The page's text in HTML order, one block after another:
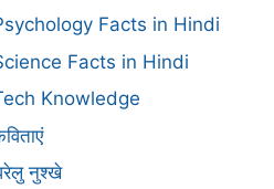
Facts in Hindi
Facts in Hindi
Knowledge
नुश्खे